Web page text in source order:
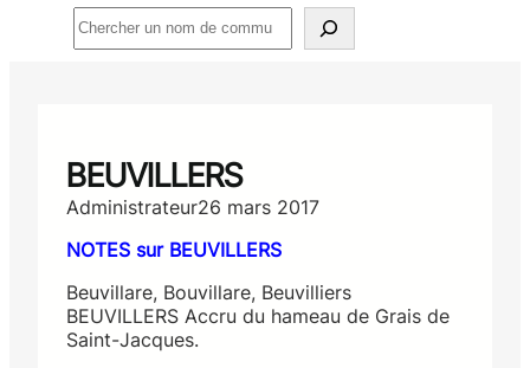
Rechercher
BEUVILLERS
Administrateur26 mars 2017
NOTES sur BEUVILLERS
Beuvillare, Bouvillare, Beuvilliers
BEUVILLERS Accru du hameau de Grais de
Saint-Jacques.